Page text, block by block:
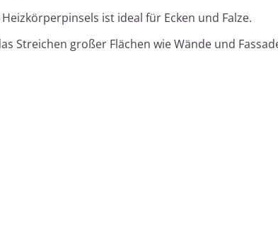
ist ideal für Ecken und Falze.
Streichen großer Flächen wie Wände und